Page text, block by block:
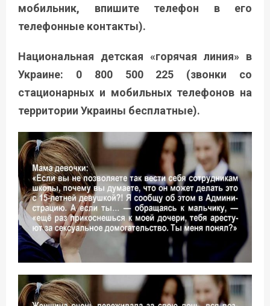
мобильник, впишите телефон в его
телефонные контакты).
Национальная детская «горячая линия» в
Украине: 0 800 500 225 (звонки со
стационарных и мобильных телефонов на
территории Украины бесплатные).